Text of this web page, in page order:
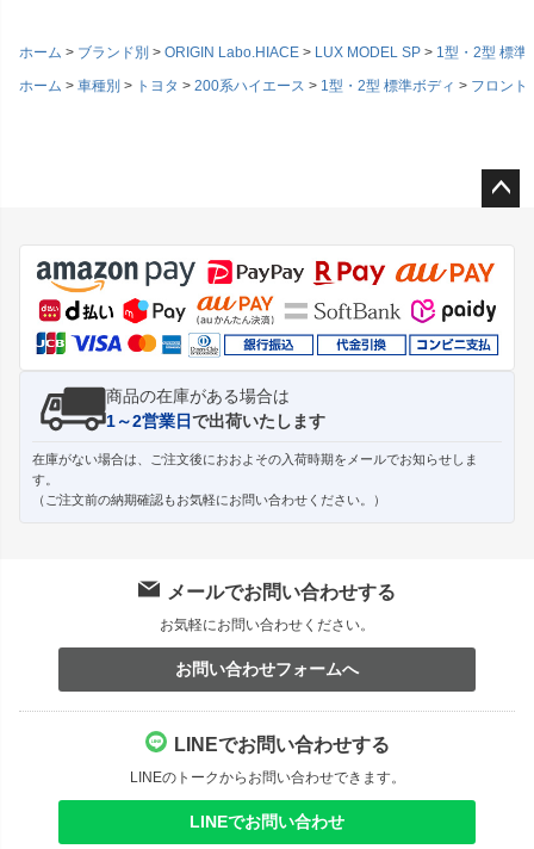
ホーム ブランド別 ORIGIN Labo.HIACE LUX MODEL SP
1型・2型 標準
ホーム
車種別 トヨタ 200系ハイエース 1型・2型 標準ボディ フロント
ジト
ップ
へ
商品の在庫がある場合は
1～2営業日で出荷いたします
在庫がない場合は、ご注文後におおよその入荷時期をメールでお知らせしま
す。
（ご注文前の納期確認もお気軽にお問い合わせください。）
メールでお問い合わせする
お気軽にお問い合わせください。
お問い合わせフォームへ
LINEでお問い合わせする
LINEのトークからお問い合わせできます。
LINEでお問い合わせ